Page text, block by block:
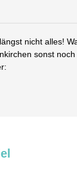
nicht alles!
sonst noch